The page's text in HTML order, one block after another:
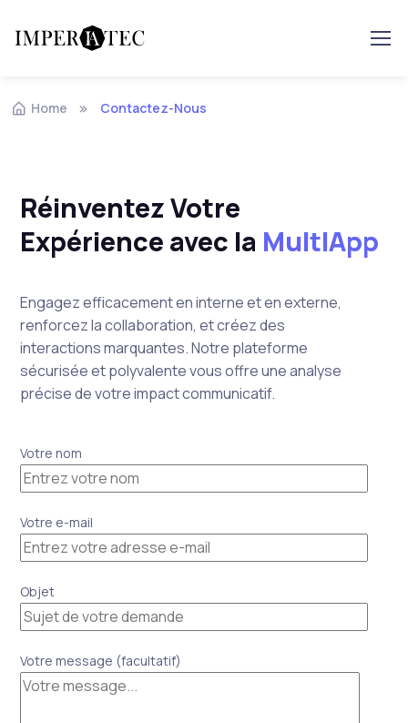
Home Contactez-Nous
Réinventez Votre
Expérience avec la MultIApp
Engagez efficacement en interne et en externe,
renforcez la collaboration, et créez des
interactions marquantes. Notre plateforme
sécurisée et polyvalente vous offre une analyse
précise de votre impact communicatif.
Votre nom
Votre e-mail
Objet
Votre message (facultatif)